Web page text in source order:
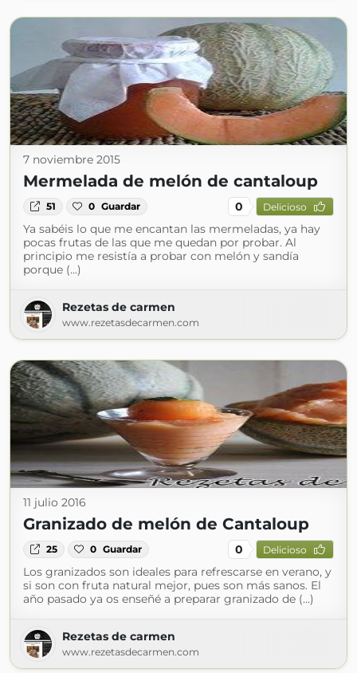
7 noviembre 2015
Mermelada de melón de cantaloup
51 0 Guardar 0 Delicioso
Ya sabéis lo que me encantan las mermeladas, ya hay
pocas frutas de las que me quedan por probar. Al
principio me resistía a probar con melón y sandía
porque (...)
Rezetas de carmen
www.rezetasdecarmen.com
11 julio 2016
Granizado de melón de Cantaloup
25 0 Guardar 0 Delicioso
Los granizados son ideales para refrescarse en verano, y
si son con fruta natural mejor, pues son más sanos. El
año pasado ya os enseñé a preparar granizado de (...)
Rezetas de carmen
www.rezetasdecarmen.com